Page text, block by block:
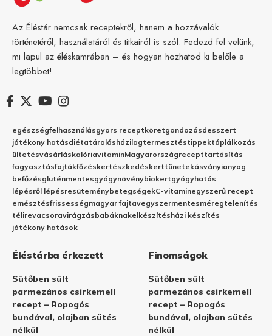
Az Éléstár nemcsak receptekről, hanem a hozzávalók
történetéről, használatáról és titkairól is szól. Fedezd fel velünk,
mi lapul az éléskamrában – és hogyan hozhatod ki belőle a
legtöbbet!
egészségfelhasználásgyors receptköretgondozásdesszert
jótékony hatásdiétatárolásházilagtermesztéstippektáplálkozás
ültetésvásárláskalóriavitaminMagyarországrecepttartósítás
fagyasztásfajtákfőzéskertészkedéskerttünetekásványianyag
befőzésgluténmentesgyógynövénybiokertgyógyhatás
lépésről lépésresüteménybetegségekC-vitaminegyszerű recept
emésztésfrissességmagyar fajtavegyszermentesméregtelenítés
télirevacsoravirágzásbabáknakelkészítésházi készítés
jótékony hatások
Éléstárba érkezett
Sütőben sült
parmezános csirkemell
recept – Ropogós
bundával, olajban sütés
nélkül
Finomságok
Sütőben sült
parmezános csirkemell
recept – Ropogós
bundával, olajban sütés
nélkül